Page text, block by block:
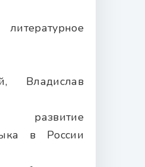
Владислав
в России